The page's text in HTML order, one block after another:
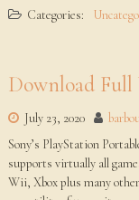
Categories:
Download Full
July 23, 2020
Sony’s PlayStation
supports virtually all
Wii, Xbox plus many